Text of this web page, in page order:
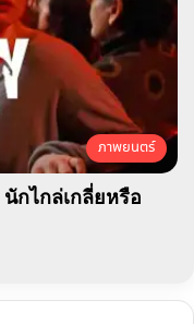
ภาพยนตร์
กไกล่เกลี่ยหรือ